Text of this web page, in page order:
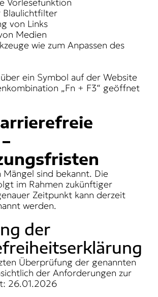
Blaulichtfilter
von Links
Medien
wie zum Anpassen des
ein Symbol auf der Website
„Fn + F3“ geöffnet
Mängel sind bekannt. Die
im Rahmen zukünftiger
Zeitpunkt kann derzeit
werden.
der
Überprüfung der genannten
der Anforderungen zur
26.01.2026